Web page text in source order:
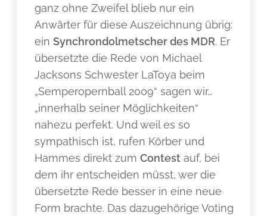
ganz ohne Zweifel blieb nur ein
Anwärter für diese Auszeichnung übrig:
einSynchrondolmetscher des MDR. Er
übersetzte die Rede von Michael
Jacksons Schwester LaToya beim
„Semperopernball 2009“ sagen wir…
„innerhalb seiner Möglichkeiten“
nahezu perfekt. Und weil es so
sympathisch ist, rufen Körber und
Hammes direkt zumContest auf, bei
dem ihr entscheiden müsst, wer die
übersetzte Rede besser in eine neue
Form brachte. Das dazugehörige Voting